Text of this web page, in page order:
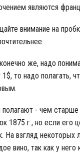
являются
внимание на
же, надо
1$, то надо полагать,
- чем
1875 г., но если его
На взгляд
вино, так как у